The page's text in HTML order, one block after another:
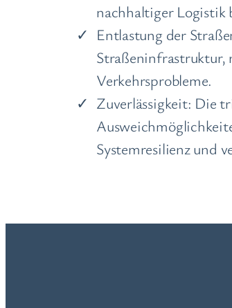
nachhaltiger Logistik
Entlastung der
Straßeninfrastruktur,
Verkehrsprobleme.
Zuverlässigkeit: Die
Systemresilienz und